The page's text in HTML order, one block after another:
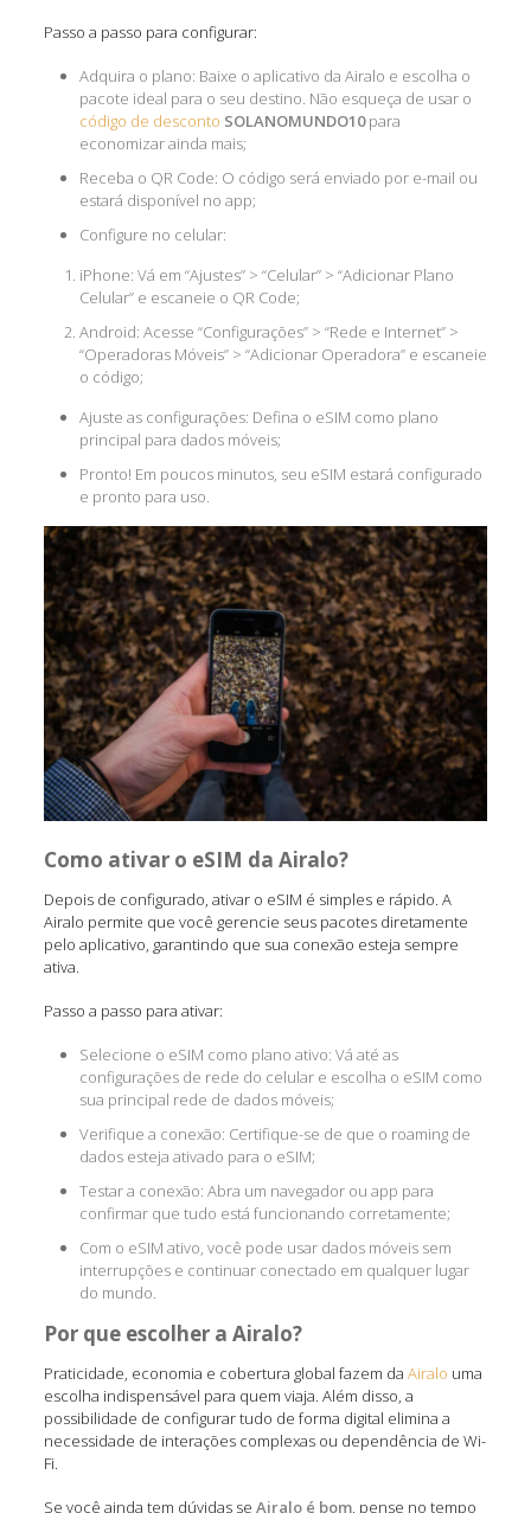
Passo a passo para configurar:
Adquira o plano: Baixe o aplicativo da Airalo e escolha o
pacote ideal para o seu destino. Não esqueça de usar o
código de desconto SOLANOMUNDO10para
economizar ainda mais;
Receba o QR Code: O código será enviado por e-mail ou
estará disponível no app;
Configure no celular:
iPhone: Vá em “Ajustes” > “Celular” > “Adicionar Plano
Celular” e escaneie o QR Code;
Android: Acesse “Configurações” > “Rede e Internet” >
“Operadoras Móveis” > “Adicionar Operadora” e escaneie
o código;
Ajuste as configurações: Defina o eSIM como plano
principal para dados móveis;
Pronto! Em poucos minutos, seu eSIM estará configurado
e pronto para uso.
Como ativar o eSIM da Airalo?
Depois de configurado, ativar o eSIM é simples e rápido. A
Airalo permite que você gerencie seus pacotes diretamente
pelo aplicativo, garantindo que sua conexão esteja sempre
ativa.
Passo a passo para ativar:
Selecione o eSIM como plano ativo: Vá até as
configurações de rede do celular e escolha o eSIM como
sua principal rede de dados móveis;
Verifique a conexão: Certifique-se de que o roaming de
dados esteja ativado para o eSIM;
Testar a conexão: Abra um navegador ou app para
confirmar que tudo está funcionando corretamente;
Com o eSIM ativo, você pode usar dados móveis sem
interrupções e continuar conectado em qualquer lugar
do mundo.
Por que escolher a Airalo?
Praticidade, economia e cobertura global fazem da Airalo uma
escolha indispensável para quem viaja. Além disso, a
possibilidade de configurar tudo de forma digital elimina a
necessidade de interações complexas ou dependência de Wi-
Fi.
Se você ainda tem dúvidas se Airalo é bom, pense no tempo